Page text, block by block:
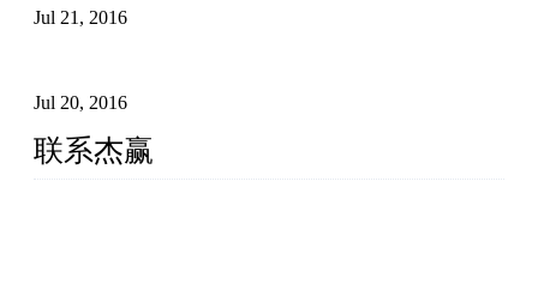
Jul 21, 2016
Jul 20, 2016
联系杰赢